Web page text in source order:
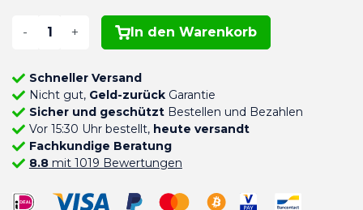
- + In den Warenkorb
Schneller Versand
Nicht gut, Geld-zurückGarantie
Sicher und geschütztBestellen und Bezahlen
Vor 15:30 Uhr bestellt, heute versandt
Fachkundige Beratung
8.8mit 1019 Bewertungen